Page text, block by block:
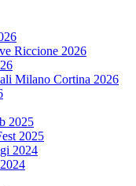
Riccione 2026
Milano Cortina 2026
2025
2025
2024